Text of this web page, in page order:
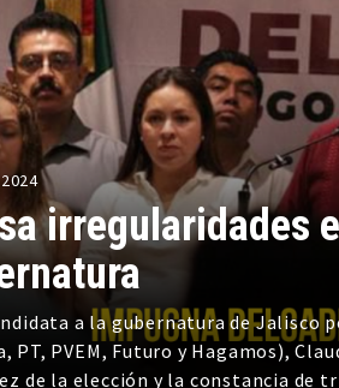
irregularidades
a la gubernatura de Jalisco
PT, PVEM, Futuro y Hagamos),
de la elección y la constancia de